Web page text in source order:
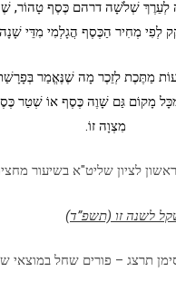
שְׁלֹשָׁה דרהם כֶּסֶף טָהוֹר,
מְחִיר הַכֶּסֶף הֲגָלְמִי מִדֵּי שָׁנָה
מַתֶּכֶת לְזֵכֶר מָה שֶׁנֶּאֱמַר בְּפָרָשַׁת
מָקוֹם גַּם שָׁוֶה כֶּסֶף אוֹ שְׁטַר כֶּסֶף
מִצְוָה זוֹ.
לציון שליט"א בשיעור מחצית
לשנה זו (תשפ”ד)
תרצג – פורים שחל במוצאי